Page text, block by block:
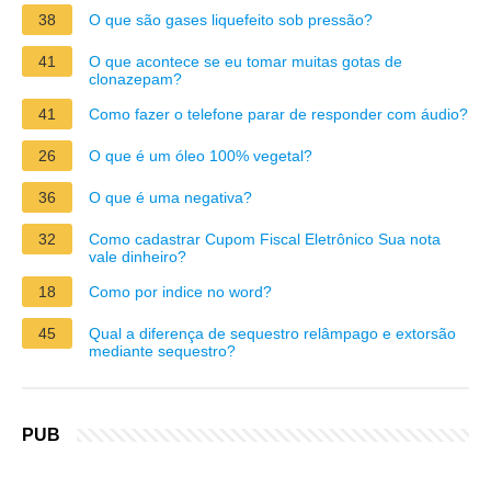
38 O que são gases liquefeito sob pressão?
41
O que acontece se eu tomar muitas gotas de
clonazepam?
41
Como fazer o telefone parar de responder com áudio?
26 O que é um óleo 100% vegetal?
36 O que é uma negativa?
32
Como cadastrar Cupom Fiscal Eletrônico Sua nota
vale dinheiro?
18
Como por indice no word?
45
Qual a diferença de sequestro relâmpago e extorsão
mediante sequestro?
PUB